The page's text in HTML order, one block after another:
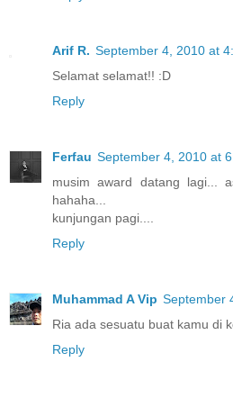
Arif R. September 4, 2010 at
Selamat selamat!! :D
Reply
Ferfau September 4, 2010 at
musim award datang lagi...
hahaha...
kunjungan pagi....
Reply
Muhammad A Vip September
Ria ada sesuatu buat kamu di
Reply